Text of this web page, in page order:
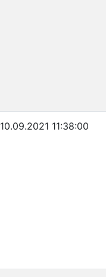
10.09.2021 11:38:00